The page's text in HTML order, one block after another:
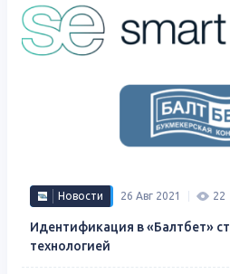
Новости 26 Авг 2021 22
Идентификация в «Балтбет»
технологией